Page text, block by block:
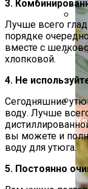
3.
Лучше всего
порядке
вместе с
хлопковой.
4. Не
Сегодняшние
воду. Лучше
вы можете и
воду для утюга.
5. Постоянно